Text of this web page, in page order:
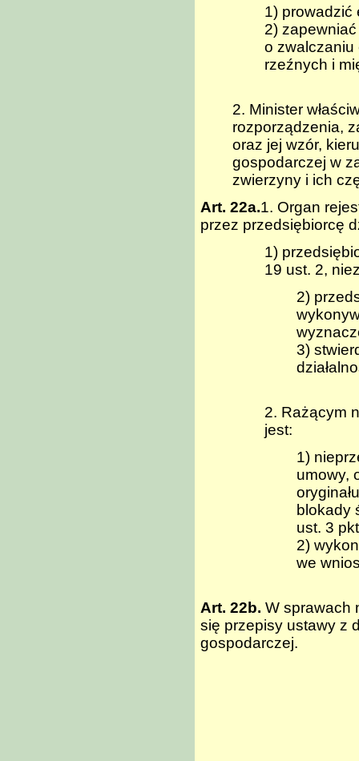
1) prowadzić
2)
o zwalczaniu
rzeźnych i
2. Minister
rozporządzenia,
oraz jej wzór,
gospodarczej w
zwierzyny i ich
Art. 22a.1. Organ
przez przedsiębiorcę
1)
19 ust. 2,
2)
3)
2. Rażącym
jest:
1)
umowy,
blokady
ust. 3
2)
we
Art. 22b. W sprawach
się przepisy ustawy z
gospodarczej.